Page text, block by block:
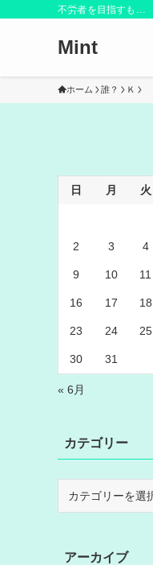
不労者を目指すも…
Mint
ホーム 誰？ Ｋ
日 月 火
2 3 4
9 10 11
16 17 18
23 24 25
30 31
« 6月
カテゴリー
ーアーカイブ